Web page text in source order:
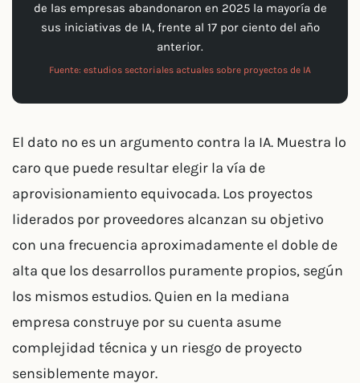
de las empresas abandonaron en 2025 la mayoría de
sus iniciativas de IA, frente al 17 por ciento del año
anterior.
Fuente: estudios sectoriales actuales sobre proyectos de IA
El dato no es un argumento contra la IA. Muestra lo
caro que puede resultar elegir la vía de
aprovisionamiento equivocada. Los proyectos
liderados por proveedores alcanzan su objetivo
con una frecuencia aproximadamente el doble de
alta que los desarrollos puramente propios, según
los mismos estudios. Quien en la mediana
empresa construye por su cuenta asume
complejidad técnica y un riesgo de proyecto
sensiblemente mayor.